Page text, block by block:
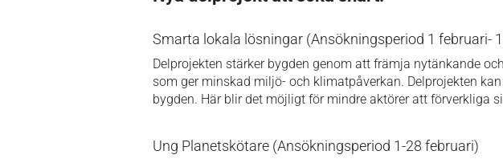
Smarta lokala lösningar (Ansökningsperiod 1 februari-
Delprojekten stärker bygden genom att främja nytänkande
som ger minskad miljö- och klimatpåverkan. Delprojekten
bygden. Här blir det möjligt för mindre aktörer att förverkliga
Ung Planetskötare (Ansökningsperiod 1-28 februari)